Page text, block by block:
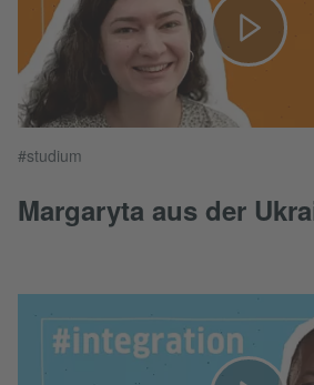
#studium
Margaryta aus der